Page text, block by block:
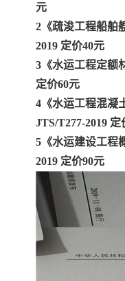
元
2《疏浚工程船舶
2019 定价40元
3《水运工程定额
定价60元
4《水运工程混凝
JTS/T277-2019 定
5《水运建设工程
2019 定价90元